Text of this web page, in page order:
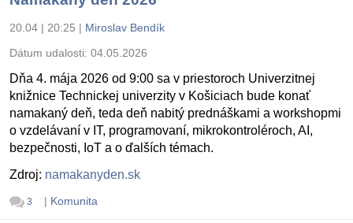
20.04 | 20:25 | Miroslav Bendík
Dátum udalosti: 04.05.2026
Dňa 4. mája 2026 od 9:00 sa v priestoroch Univerzitnej
knižnice Technickej univerzity v Košiciach bude konať
namakaný deň, teda deň nabitý prednáškami a workshopmi
o vzdelávaní v IT, programovaní, mikrokontroléroch, AI,
bezpečnosti, IoT a o ďalších témach.
Zdroj: namakanyden.sk
3 | Komunita